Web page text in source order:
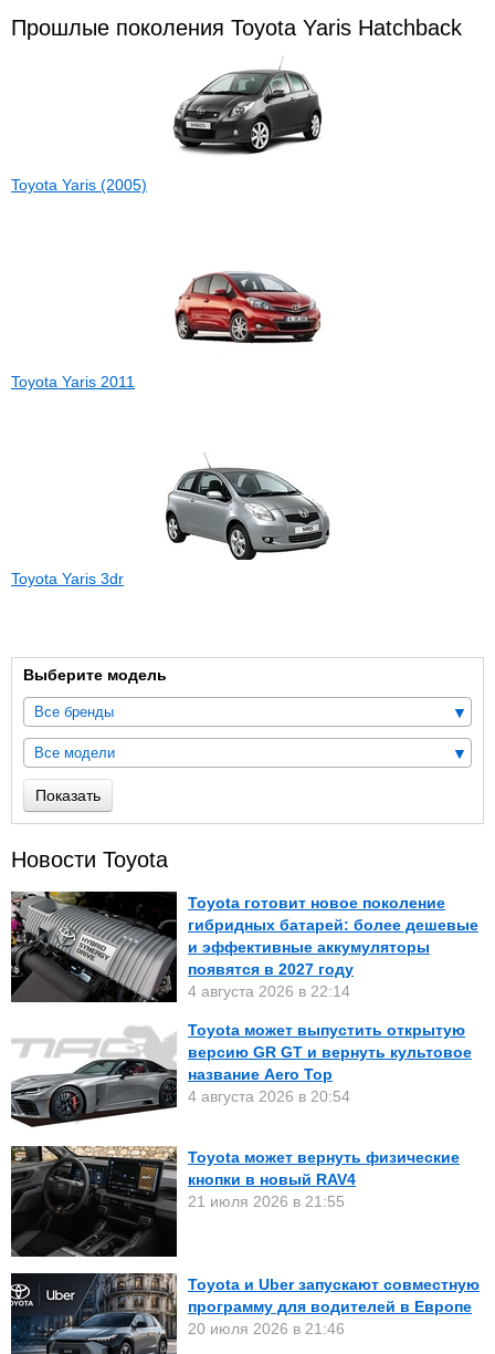
Прошлые поколения Toyota Yaris Hatchback
Toyota Yaris (2005)
Toyota Yaris 2011
Toyota Yaris 3dr
Выберите модель
Все бренды
Все модели
Показать
Новости Toyota
Toyota готовит новое поколение
гибридных батарей: более дешевые
и эффективные аккумуляторы
появятся в 2027 году
4 августа 2026 в 22:14
Toyota может выпустить открытую
версию GR GT и вернуть культовое
название Aero Top
4 августа 2026 в 20:54
Toyota может вернуть физические
кнопки в новый RAV4
21 июля 2026 в 21:55
Toyota и Uber запускают совместную
программу для водителей в Европе
20 июля 2026 в 21:46